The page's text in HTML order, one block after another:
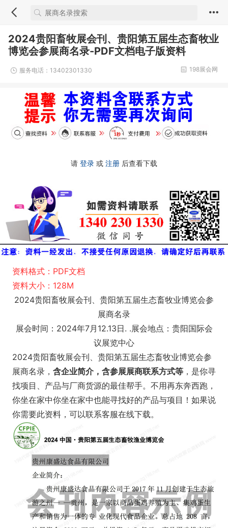
2024贵阳畜牧展会刊、贵阳第五届生态畜牧业
博览会参展商名录-PDF文档电子版资料
服务电话：13402301330 198展会网
请 登录 或 注册 后查看下载
资料格式：PDF文档
资料大小：128M
2024贵阳畜牧展会刊、贵阳第五届生态畜牧业博览会参
展商名录
展会时间：2024年7月12.13日. .展会地点：贵阳国际会
议展览中心
2024贵阳畜牧展会刊、贵阳第五届生态畜牧业博览会参
展商名录， 含企业简介，含参展展商联系方式等 ，是你寻
找项目、产品与厂商货源的最佳帮手。不用再东奔西跑，
你坐在家中你坐在家中也能寻找好的产品与项目！如果说
你需要此资料，可以联系客服在线下载。